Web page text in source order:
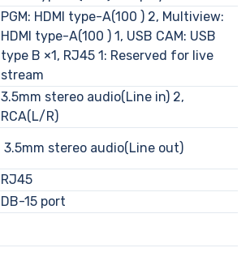
PGM: HDMI type-A(100 ) 2, Multiview:
HDMI type-A(100 ) 1, USB CAM: USB
type B ×1, RJ45 1: Reserved for live
stream
3.5mm stereo audio(Line in) 2,
RCA(L/R)
3.5mm stereo audio(Line out)
RJ45
DB-15 port